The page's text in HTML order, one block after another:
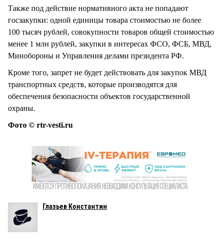
Также под действие нормативного акта не попадают
госзакупки: одной единицы товара стоимостью не более
100 тысяч рублей, совокупности товаров общей стоимостью
менее 1 млн рублей, закупки в интересах ФСО, ФСБ, МВД,
Минобороны и Управления делами президента РФ.
Кроме того, запрет не будет действовать для закупок МВД
транспортных средств, которые производятся для
обеспечения безопасности объектов государственной
охраны.
Фото © rtr-vesti.ru
Глазьев Константин